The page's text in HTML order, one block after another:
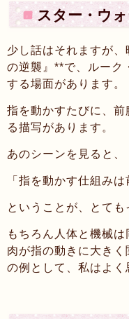
スター・ウ
少し話はそれますが
の逆襲』**で、ルーク
する場面があります。
指を動かすたびに、
る描写があります。
あのシーンを見ると、
「指を動かす仕組みは
ということが、とても
もちろん人体と機械
肉が指の動きに大き
の例として、私はよく